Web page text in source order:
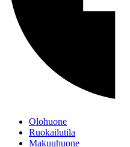
Olohuone
Ruokailutila
Makuuhuone